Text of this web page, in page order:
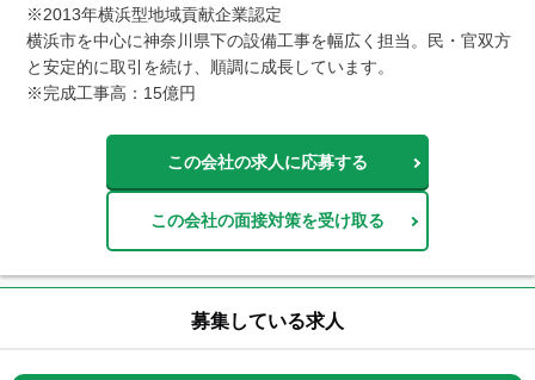
※2013年横浜型地域貢献企業認定
横浜市を中心に神奈川県下の設備工事を幅広く担当。民・官双方
と安定的に取引を続け、順調に成長しています。
※完成工事高：15億円
この会社の求人に応募する
この会社の面接対策を受け取る
募集している求人